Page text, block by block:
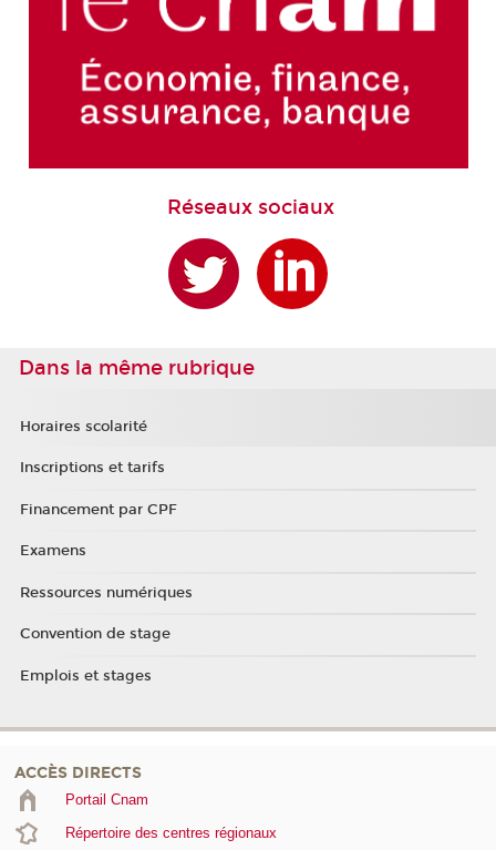
Réseaux sociaux
Dans la même rubrique
Horaires scolarité
Inscriptions et tarifs
Financement par CPF
Examens
Ressources numériques
Convention de stage
Emplois et stages
ACCÈS DIRECTS
Portail Cnam
Répertoire des centres régionaux